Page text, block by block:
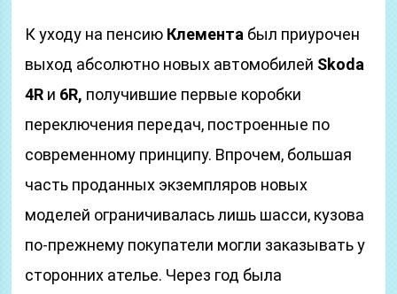
К уходу на пенсию Клемента был приурочен
выход абсолютно новых автомобилей Skoda
4R и 6R, получившие первые коробки
переключения передач, построенные по
современному принципу. Впрочем, большая
часть проданных экземпляров новых
моделей ограничивалась лишь шасси, кузова
по-прежнему покупатели могли заказывать у
сторонних ателье. Через год была